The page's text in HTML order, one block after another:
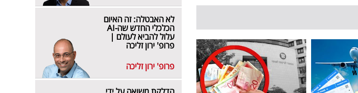
לא האבטלה: זה האיום
הכלכלי החדש שה-AI
עלול להביא לעולם |
פרופ' ירון זליכה
פרופ' ירון זליכה